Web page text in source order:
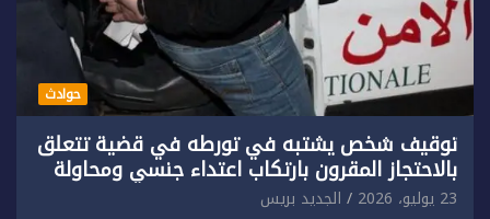
حوادث
توقيف شخص يشتبه في تورطه في قضية تتعلق
بالاحتجاز المقرون بارتكاب اعتداء جنسي ومحاولة
إضرام النار عمدا.
23 يوليو، 2026 الجديد بريس